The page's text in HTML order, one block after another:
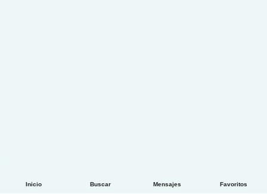
Inicio Buscar Mensajes Favoritos